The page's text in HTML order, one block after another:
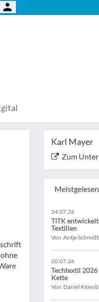
Karl Mayer
Zum
Meistgelesen
24.07.26
TITK
Textilien
Von Antje
20.07.26
Techtextil
Kette
Von Daniel